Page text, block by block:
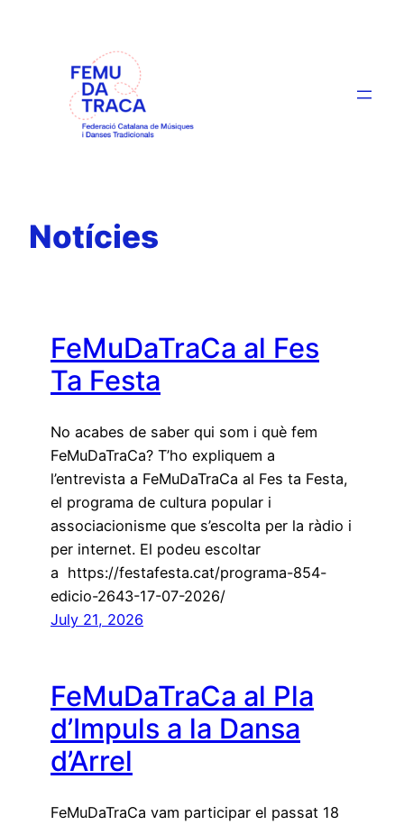
Notícies
FeMuDaTraCa al Fes
Ta Festa
No acabes de saber qui som i què fem
FeMuDaTraCa? T’ho expliquem a
l’entrevista a FeMuDaTraCa al Fes ta Festa,
el programa de cultura popular i
associacionisme que s’escolta per la ràdio i
per internet. El podeu escoltar
a https://festafesta.cat/programa-854-
edicio-2643-17-07-2026/
July 21, 2026
FeMuDaTraCa al Pla
d’Impuls a la Dansa
d’Arrel
FeMuDaTraCa vam participar el passat 18